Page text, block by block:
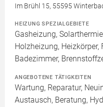
Im Brühl 15, 55595
HEIZUNG SPEZIALGEBIETE
Gasheizung,
Holzheizung,
Badezimmer,
ANGEBOTENE TÄTIGKEITEN
Wartung, Reparatur,
Austausch, Beratung,